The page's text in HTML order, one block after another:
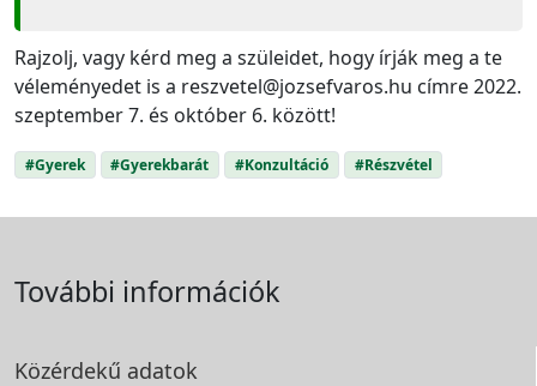
Rajzolj, vagy kérd meg a szüleidet, hogy írják meg a te
véleményedet is a reszvetel@jozsefvaros.hu címre 2022.
szeptember 7. és október 6. között!
#Gyerek #Gyerekbarát #Konzultáció #Részvétel
További információk
Közérdekű adatok